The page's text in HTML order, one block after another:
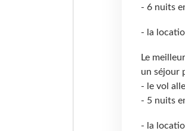
- 6 nuits
- la
Le
un séjour
- le vol
- 5 nuits
- la